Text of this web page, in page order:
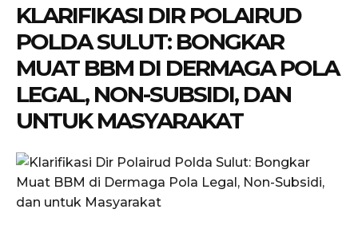
KLARIFIKASI DIR POLAIRUD
POLDA SULUT: BONGKAR
MUAT BBM DI DERMAGA POLA
LEGAL, NON-SUBSIDI, DAN
UNTUK MASYARAKAT